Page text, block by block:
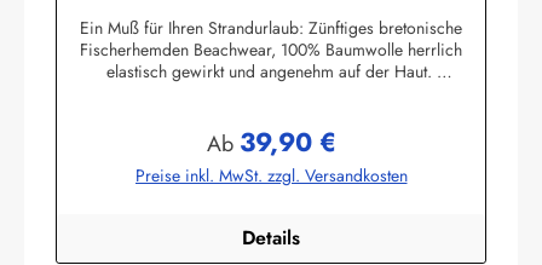
Ein Muß für Ihren Strandurlaub: Zünftiges bretonische
Fischerhemden Beachwear, 100% Baumwolle herrlich
elastisch gewirkt und angenehm auf der Haut.
bekleidung.de
Regulärer Preis:
Ab 39,90 €
Preise inkl. MwSt. zzgl. Versandkosten
Details